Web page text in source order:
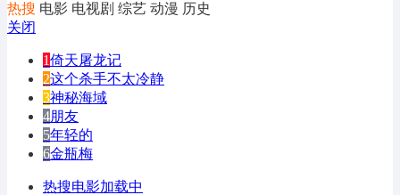
热搜 电影 电视剧 综艺 动漫 历史
关闭
1倚天屠龙记
2这个杀手不太冷静
3神秘海域
4朋友
5年轻的
6金瓶梅
热搜电影加载中